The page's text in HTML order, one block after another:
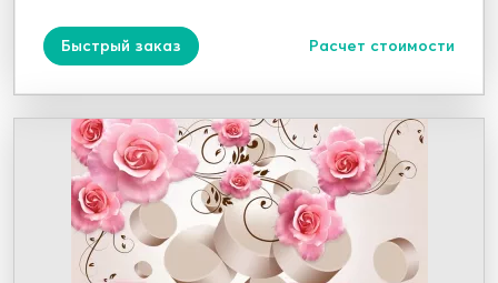
Быстрый заказ Расчет стоимости